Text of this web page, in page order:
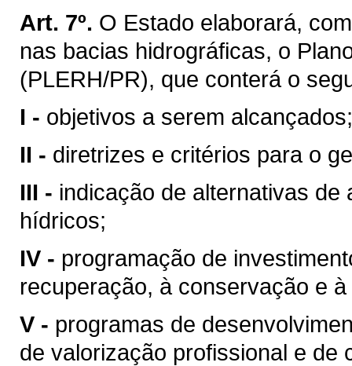
Art. 7º. O Estado elaborará,
nas bacias hidrográficas, o
(PLERH/PR), que conterá o
I - objetivos a serem alcançados;
II - diretrizes e critérios para o
III - indicação de alternativas
hídricos;
IV - programação de
recuperação, à conservação e
V - programas de
de valorização profissional e de